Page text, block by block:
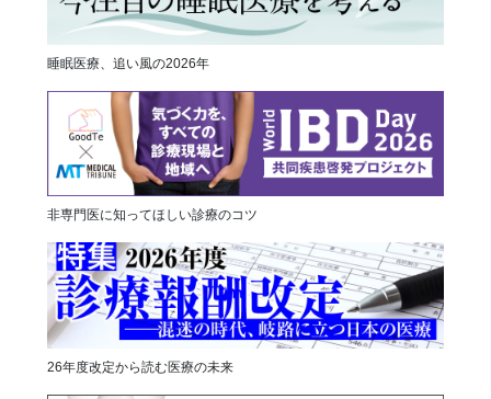
睡眠医療、追い風の2026年
非専門医に知ってほしい診療のコツ
26年度改定から読む医療の未来